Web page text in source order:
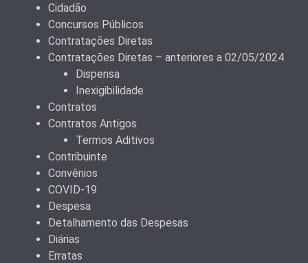
Cidadão
Concursos Públicos
Contratações Diretas
Contratações Diretas – anteriores a 02/05/2024
Dispensa
Inexigibilidade
Contratos
Contratos Antigos
Termos Aditivos
Contribuinte
Convênios
COVID-19
Despesa
Detalhamento das Despesas
Diárias
Erratas